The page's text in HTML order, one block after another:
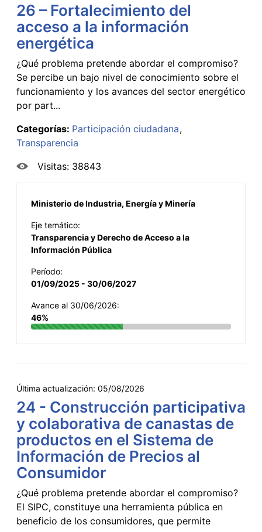
26 – Fortalecimiento del
acceso a la información
energética
¿Qué problema pretende abordar el compromiso?
Se percibe un bajo nivel de conocimiento sobre el
funcionamiento y los avances del sector energético
por part...
Categorías: Participación ciudadana
Transparencia
Visitas: 38843
Ministerio de Industria, Energía y Minería
Eje temático:
Transparencia y Derecho de Acceso a la
Información Pública
Período:
01/09/2025 - 30/06/2027
Avance al 30/06/2026:
46%
Última actualización: 05/08/2026
24 - Construcción participativa
y colaborativa de canastas de
productos en el Sistema de
Información de Precios al
Consumidor
¿Qué problema pretende abordar el compromiso?
El SIPC, constituye una herramienta pública en
beneficio de los consumidores, que permite